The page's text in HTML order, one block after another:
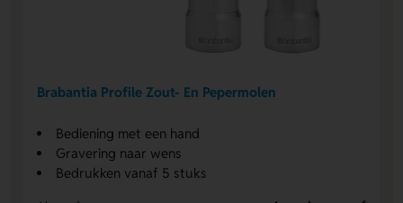
Brabantia Profile Zout- En Pepermolen
Bediening met een hand
Gravering naar wens
Bedrukken vanaf 5 stuks